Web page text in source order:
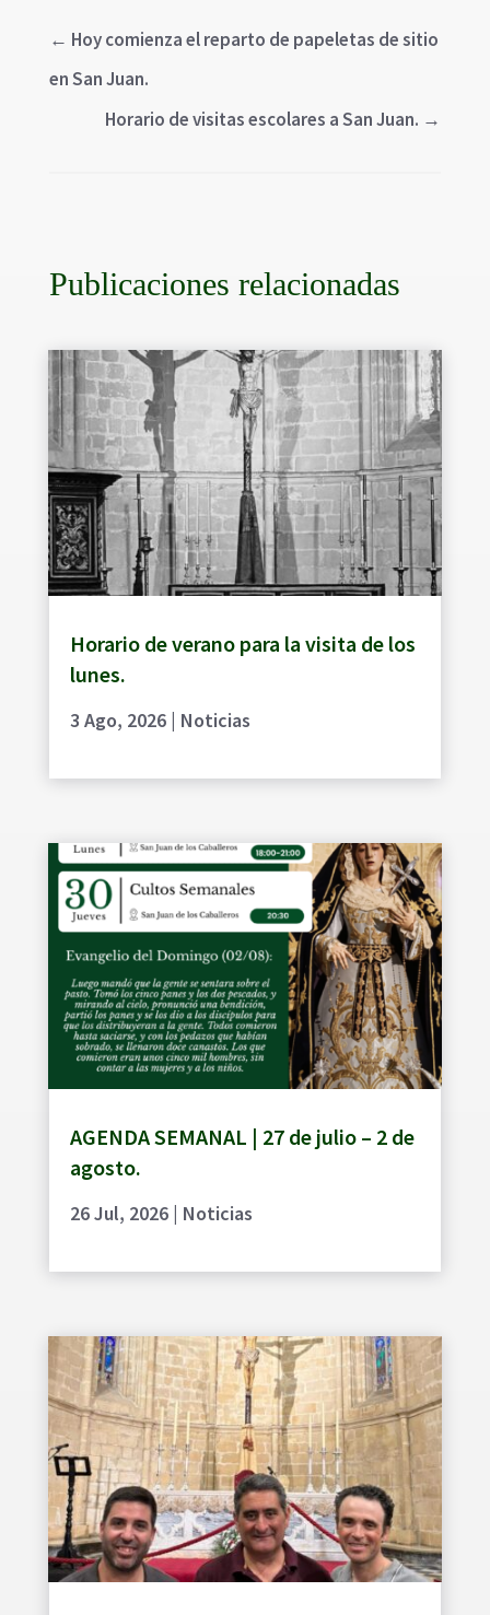
← Hoy comienza el reparto de papeletas de sitio
en San Juan.
Horario de visitas escolares a San Juan. →
Publicaciones relacionadas
Horario de verano para la visita de los
lunes.
3 Ago, 2026| Noticias
AGENDA SEMANAL | 27 de julio – 2 de
agosto.
26 Jul, 2026| Noticias